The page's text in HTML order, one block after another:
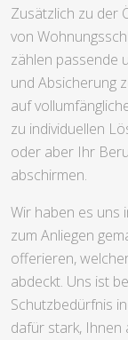
Zusätzlich zu der
von
zählen passende
und Absicherung
auf
zu individuellen
oder aber Ihr
abschirmen.
Wir haben es uns
zum Anliegen
offerieren,
abdeckt. Uns ist
Schutzbedürfnis
dafür stark, Ihnen